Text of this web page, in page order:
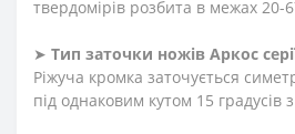
твердомірів розбита в межах 20-
➤ Тип заточки ножів Аркос
Ріжуча кромка заточується
під однаковим кутом 15 градусів